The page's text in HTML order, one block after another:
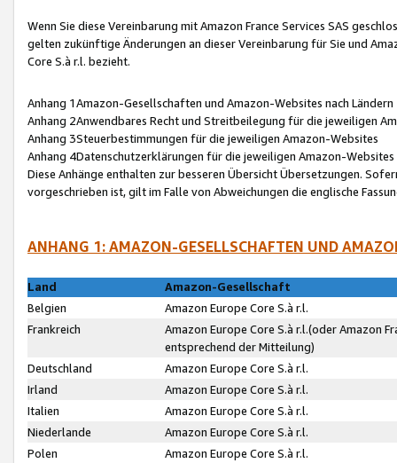
Wenn Sie diese Vereinbarung mit Amazon France Services SAS
gelten zukünftige Änderungen an dieser Vereinbarung für Sie und
Core S.à r.l. bezieht.
Anhang 1Amazon-Gesellschaften und Amazon-Websites nach Ländern
Anhang 2Anwendbares Recht und Streitbeilegung für die jeweiligen
Anhang 3Steuerbestimmungen für die jeweiligen Amazon-Websites
Anhang 4Datenschutzerklärungen für die jeweiligen Amazon-Websites
Diese Anhänge enthalten zur besseren Übersicht Übersetzungen.
vorgeschrieben ist, gilt im Falle von Abweichungen die englische
ANHANG 1: AMAZON-GESELLSCHAFTEN UND
Land
Amazon-Gesellschaft
Belgien
Amazon Europe Core S.à r.l.
Frankreich
Amazon Europe Core S.à r.l.(oder Amazon
entsprechend der Mitteilung)
Deutschland
Amazon Europe Core S.à r.l.
Irland
Amazon Europe Core S.à r.l.
Italien
Amazon Europe Core S.à r.l.
Niederlande
Amazon Europe Core S.à r.l.
Polen
Amazon Europe Core S.à r.l.